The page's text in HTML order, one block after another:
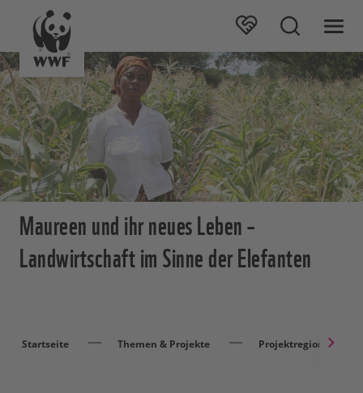
Maureen und ihr neues Leben –
Landwirtschaft im Sinne der Elefanten
Startseite Themen & Projekte Projektregionen